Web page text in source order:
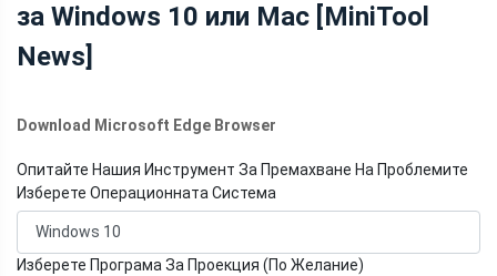
за Windows 10 или Mac [MiniTool
News]
Download Microsoft Edge Browser
Опитайте Нашия Инструмент За Премахване На Проблемите
Изберете Операционната Система
Изберете Програма За Проекция (По Желание)